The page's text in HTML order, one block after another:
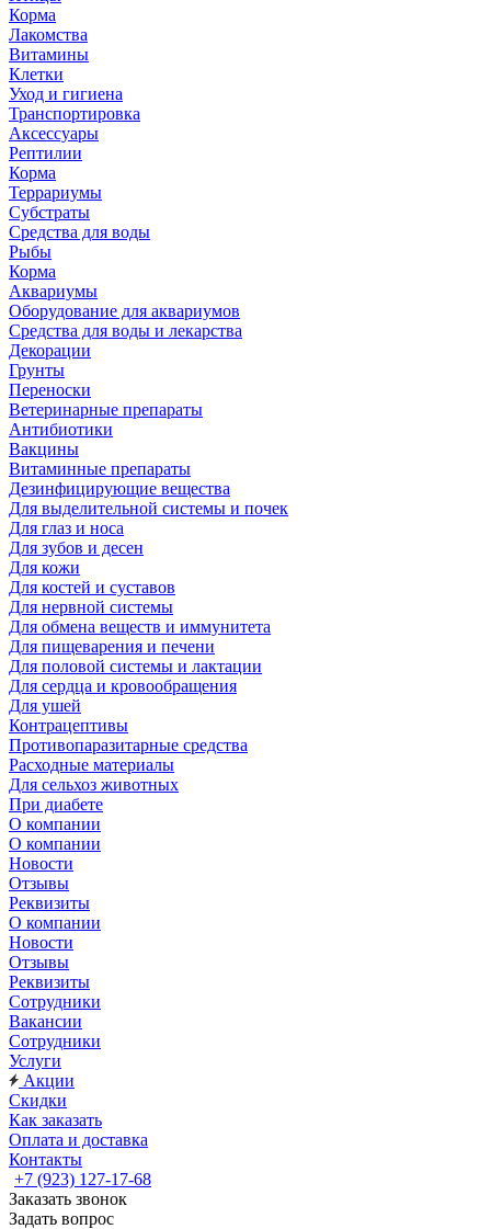
Корма
Лакомства
Витамины
Клетки
Уход и гигиена
Транспортировка
Аксессуары
Рептилии
Корма
Террариумы
Субстраты
Средства для воды
Рыбы
Корма
Аквариумы
Оборудование для аквариумов
Средства для воды и лекарства
Декорации
Грунты
Переноски
Ветеринарные препараты
Антибиотики
Вакцины
Витаминные препараты
Дезинфицирующие вещества
Для выделительной системы и почек
Для глаз и носа
Для зубов и десен
Для кожи
Для костей и суставов
Для нервной системы
Для обмена веществ и иммунитета
Для пищеварения и печени
Для половой системы и лактации
Для сердца и кровообращения
Для ушей
Контрацептивы
Противопаразитарные средства
Расходные материалы
Для сельхоз животных
При диабете
О компании
О компании
Новости
Отзывы
Реквизиты
О компании
Новости
Отзывы
Реквизиты
Сотрудники
Вакансии
Сотрудники
Услуги
Акции
Скидки
Как заказать
Оплата и доставка
Контакты
+7 (923) 127-17-68
Заказать звонок
Задать вопрос